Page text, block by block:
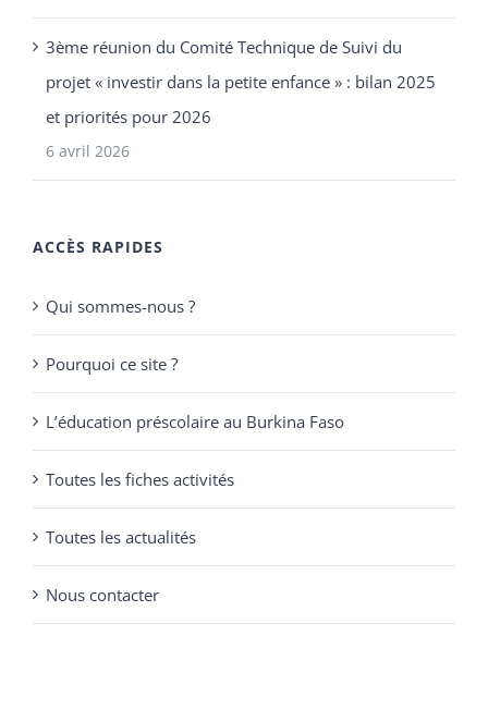
3ème réunion du Comité Technique de Suivi du
projet « investir dans la petite enfance » : bilan 2025
et priorités pour 2026
6 avril 2026
ACCÈS RAPIDES
Qui sommes-nous ?
Pourquoi ce site ?
L’éducation préscolaire au Burkina Faso
Toutes les fiches activités
Toutes les actualités
Nous contacter